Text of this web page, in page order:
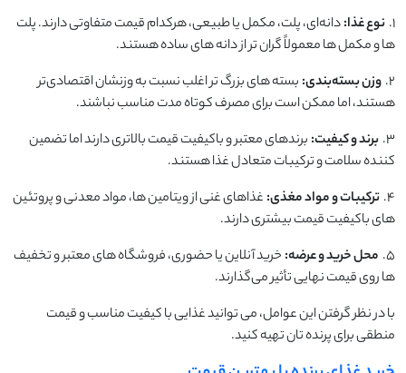
1. نوع غذا:دانه‌ای، پلت، مکمل یا طبیعی، هرکدام قیمت متفاوتی دارند. پلت
‌ها و مکمل ‌ها معمولاً گران ‌تر از دانه ‌های ساده هستند.
2. وزن بسته‌بندی: بسته‌ های بزرگ‌ تر اغلب نسبت به وزنشان اقتصادی‌تر
هستند، اما ممکن است برای مصرف کوتاه مدت مناسب نباشند.
3. برند و کیفیت: برندهای معتبر و باکیفیت قیمت بالاتری دارند اما تضمین‌
کننده سلامت و ترکیبات متعادل غذا هستند.
4. ترکیبات و مواد مغذی: غذاهای غنی از ویتامین ‌ها، مواد معدنی و پروتئین
‌های باکیفیت قیمت بیشتری دارند.
5. محل خرید و عرضه: خرید آنلاین یا حضوری، فروشگاه ‌های معتبر و تخفیف
‌ها روی قیمت نهایی تأثیر می‌گذارند.
با در نظر گرفتن این عوامل، می ‌توانید غذایی با کیفیت مناسب و قیمت
منطقی برای پرنده ‌تان تهیه کنید.